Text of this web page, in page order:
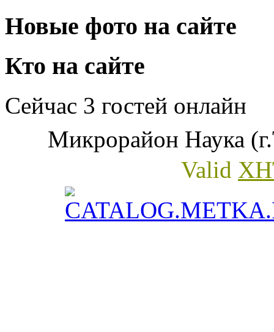
Новые фото на сайте
Кто на сайте
Сейчас 3 гостей онлайн
Микрорайон Наука
Valid